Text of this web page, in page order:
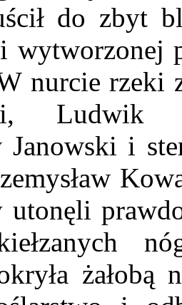
do zbyt
nurcie rzeki
Ludwik
Janowski i